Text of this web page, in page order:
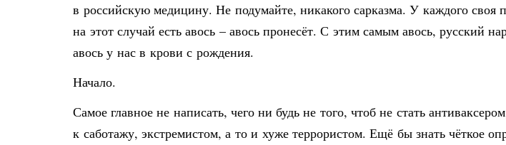
в российскую медицину. Не подумайте, никакого сарказма. У каждого
на этот случай есть авось – авось пронесёт. С этим самым авось, русский
авось у нас в крови с рождения.
Начало.
Самое главное не написать, чего ни будь не того, чтоб не стать
к саботажу, экстремистом, а то и хуже террористом. Ещё бы знать чёткое